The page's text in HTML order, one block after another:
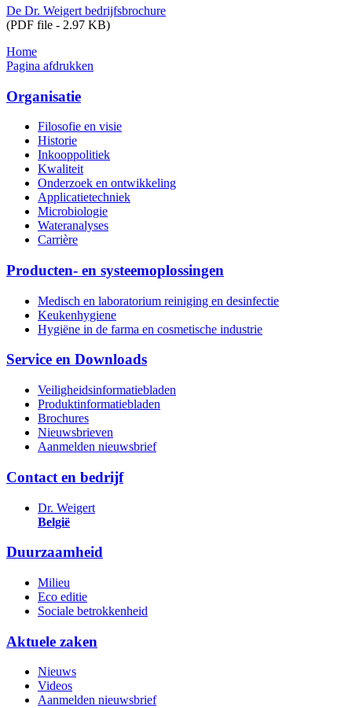
De Dr. Weigert bedrijfsbrochure
(PDF file - 2.97 KB)
Home
Pagina afdrukken
Organisatie
Filosofie en visie
Historie
Inkooppolitiek
Kwaliteit
Onderzoek en ontwikkeling
Applicatietechniek
Microbiologie
Wateranalyses
Carrière
Producten- en systeemoplossingen
Medisch en laboratorium reiniging en desinfectie
Keukenhygiene
Hygiëne in de farma en cosmetische industrie
Service en Downloads
Veiligheidsinformatiebladen
Produktinformatiebladen
Brochures
Nieuwsbrieven
Aanmelden nieuwsbrief
Contact en bedrijf
Dr. Weigert
België
Duurzaamheid
Milieu
Eco editie
Sociale betrokkenheid
Aktuele zaken
Nieuws
Videos
Aanmelden nieuwsbrief